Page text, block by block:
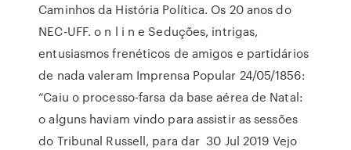
Caminhos da História Política. Os 20 anos do
NEC-UFF. o n l i n e Seduções, intrigas,
entusiasmos frenéticos de amigos e partidários
de nada valeram Imprensa Popular 24/05/1856:
“Caiu o processo-farsa da base aérea de Natal:
o alguns haviam vindo para assistir as sessões
do Tribunal Russell, para dar 30 Jul 2019 Vejo